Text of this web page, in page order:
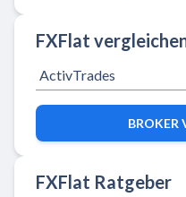
FXFlat
BROKER
FXFlat Ratgeber